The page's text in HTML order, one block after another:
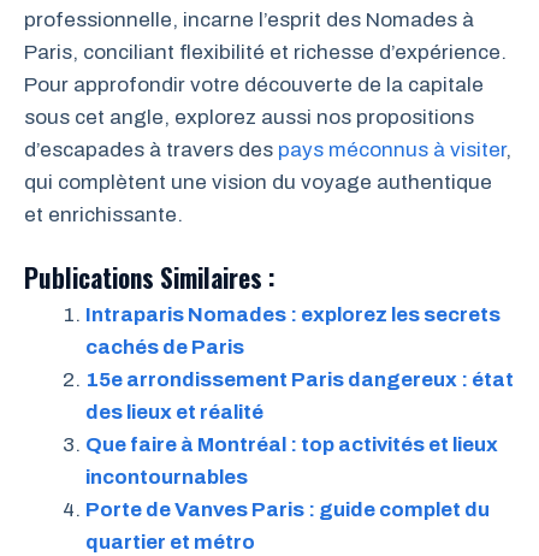
professionnelle, incarne l’esprit des Nomades à
Paris, conciliant flexibilité et richesse d’expérience.
Pour approfondir votre découverte de la capitale
sous cet angle, explorez aussi nos propositions
d’escapades à travers des pays méconnus à visiter,
qui complètent une vision du voyage authentique
et enrichissante.
Publications Similaires :
Intraparis Nomades : explorez les secrets
cachés de Paris
15e arrondissement Paris dangereux : état
des lieux et réalité
Que faire à Montréal : top activités et lieux
incontournables
Porte de Vanves Paris : guide complet du
quartier et métro